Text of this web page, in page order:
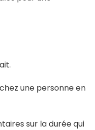
une personne en
sur la durée qui